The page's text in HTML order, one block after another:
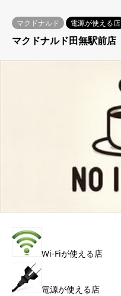
マクドナルド
電源が使える店
マクドナルド田無駅前店
Wi-Fiが使える店
電源が使える店